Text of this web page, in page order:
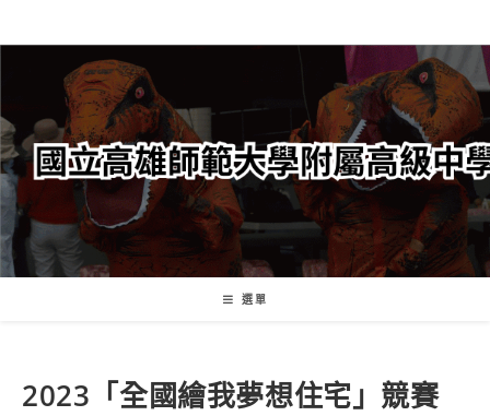
轉
要
內
容
選單
2023「全國繪我夢想住宅」競賽